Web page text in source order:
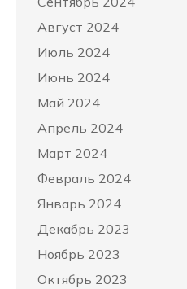
Август 2024
Июль 2024
Июнь 2024
Май 2024
Апрель 2024
Март 2024
Февраль 2024
Январь 2024
Декабрь 2023
Ноябрь 2023
Октябрь 2023